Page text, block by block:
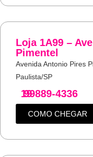
Loja 1A99 –
Pimentel
Avenida Antonio Pires
Paulista/SP
19
99889-4336
COMO CHEGAR